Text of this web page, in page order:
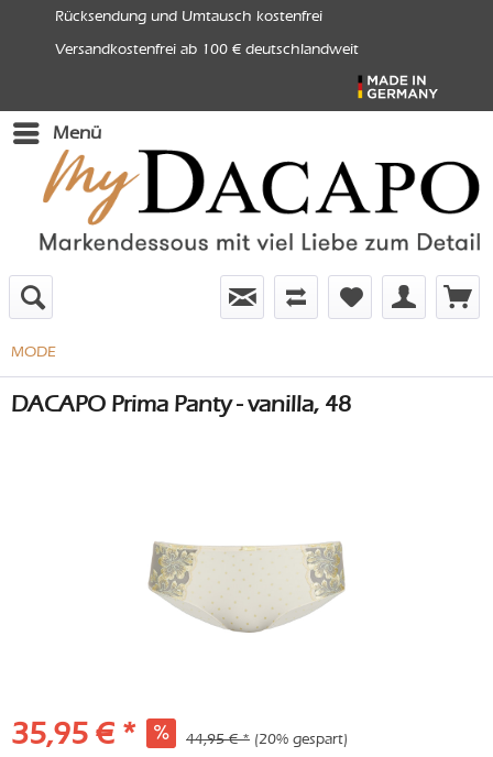
Rücksendung und Umtausch kostenfrei
Versandkostenfrei ab 100 € deutschlandweit
Menü
MODE
DACAPO Prima Panty - vanilla, 48
35,95 € * 44,95 € * (20% gespart)